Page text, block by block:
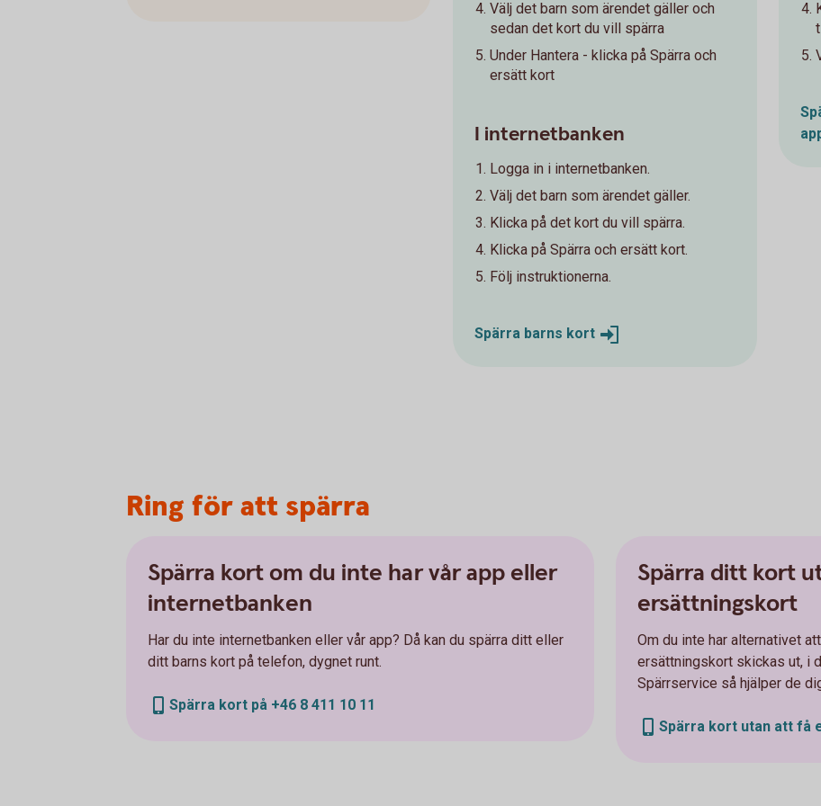
Välj det barn som ärendet gäller och
sedan det kort du vill spärra
Under Hantera - klicka på Spärra och
ersätt kort
I internetbanken
Logga in i internetbanken.
Välj det barn som ärendet gäller.
Klicka på det kort du vill spärra.
Klicka på Spärra och ersätt kort.
Följ instruktionerna.
Spärra barns kort
Ring för att spärra
Spärra kort om du inte har vår app eller
internetbanken
Har du inte internetbanken eller vår app? Då kan du spärra ditt eller
ditt barns kort på telefon, dygnet runt.
Spärra kort på +46 8 411 10 11
Spärra ditt kort
ersättningskort
Om du inte har alternativet
ersättningskort skickas ut, i
Spärrservice så hjälper de
Spärra kort utan att få